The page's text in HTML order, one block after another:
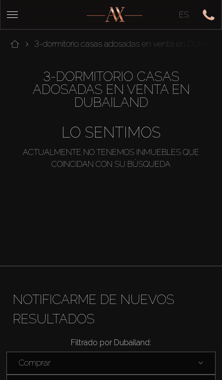
ES
3-dormitorio casas adosadas en venta en
3-DORMITORIO CASAS
ADOSADAS EN VENTA EN
DUBAILAND
LO SENTIMOS
ACTUALMENTE NO TENEMOS INMUEBLES QUE
COINCIDAN CON SU BÚSQUEDA
NOTIFICARME DE NUEVOS
RESULTADOS
Filtrado por Dubailand:
Comprar